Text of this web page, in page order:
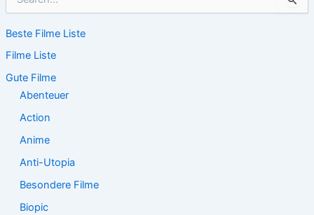
h
n
n
Beste Filme Liste
Filme Liste
Gute Filme
Abenteuer
Action
Anime
Anti-Utopia
Besondere Filme
Biopic